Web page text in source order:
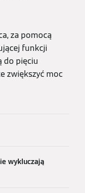
za pomocą
funkcji
do pięciu
zwiększyć moc
wykluczają